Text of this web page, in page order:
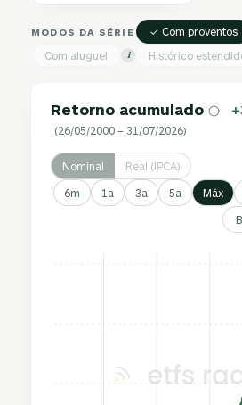
MODOS DA SÉRIE ✓ Com proventos
Com aluguel i Histórico
Retorno acumulado
(26/05/2000 – 31/07/2026)
Nominal Real (IPCA)
6m 1a 3a 5a Máx